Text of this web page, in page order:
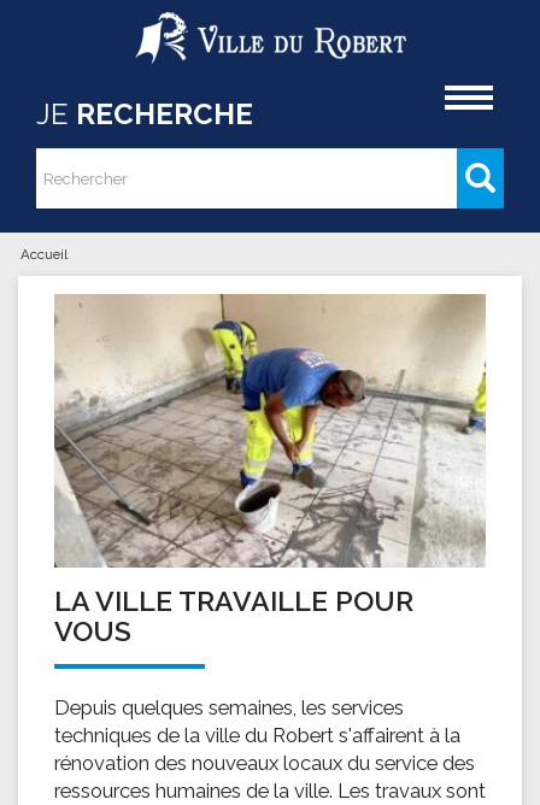
Aller au contenu principal
JE RECHERCHE
Formulaire de recherche
Rechercher
Vous êtes ici
Accueil
LA VILLE TRAVAILLE POUR
VOUS
Depuis quelques semaines, les services
techniques de la ville du Robert s'affairent à la
rénovation des nouveaux locaux du service des
ressources humaines de la ville. Les travaux sont